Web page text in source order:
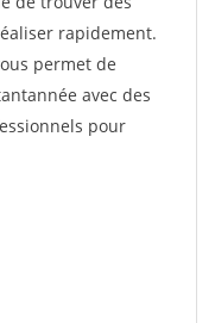
rapidement.
permet de
avec des
pour